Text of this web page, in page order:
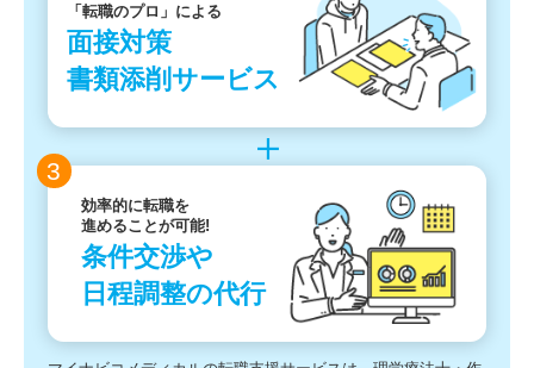
「転職のプロ」による
面接対策
書類添削サービス
3
効率的に転職を
進めることが可能!
条件交渉や
日程調整の代行